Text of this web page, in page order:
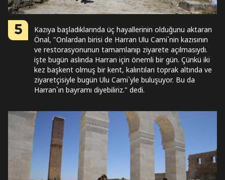
5
Kazıya başladıklarında üç hayallerinin olduğunu aktaran
Önal, "Onlardan birisi de Harran Ulu Cami`nin kazısının
ve restorasyonunun tamamlanıp ziyarete açılmasıydı.
işte bugün aslında Harran için önemli bir gün. Çünkü iki
kez başkent olmuş bir kent, kalıntıları toprak altında ve
ziyaretçisiyle bugün Ulu Cami`yle buluşuyor. Bu da
Harran`ın bayramı diyebiliriz." dedi.